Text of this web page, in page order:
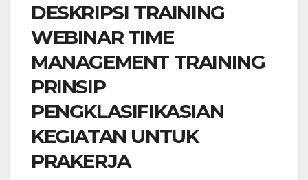
DESKRIPSI TRAINING
WEBINAR TIME
MANAGEMENT TRAINING
PRINSIP
PENGKLASIFIKASIAN
KEGIATAN UNTUK
PRAKERJA